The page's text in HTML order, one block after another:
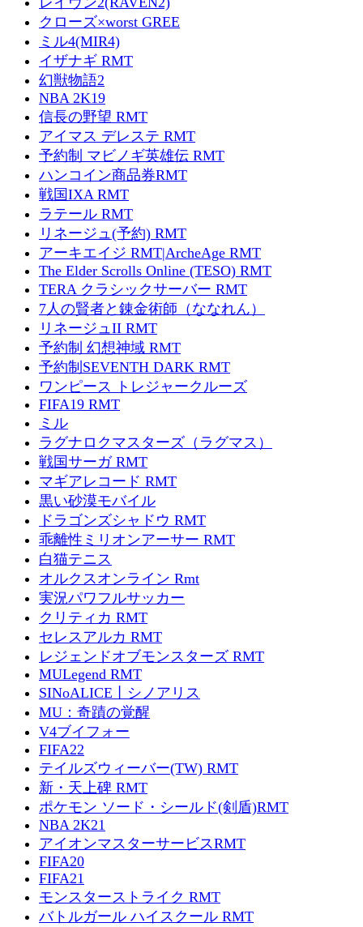
クローズ×worst GREE
ミル4(MIR4)
イザナギ RMT
幻獣物語2
NBA 2K19
信長の野望 RMT
アイマス デレステ RMT
予約制 マビノギ英雄伝 RMT
ハンコイン商品券RMT
戦国IXA RMT
ラテール RMT
リネージュ(予約) RMT
アーキエイジ RMT|ArcheAge RMT
The Elder Scrolls Online (TESO) RMT
TERA クラシックサーバー RMT
7人の賢者と錬金術師（ななれん）
リネージュII RMT
予約制 幻想神域 RMT
予約制SEVENTH DARK RMT
ワンピース トレジャークルーズ
FIFA19 RMT
ミル
ラグナロクマスターズ（ラグマス）
戦国サーガ RMT
マギアレコード RMT
黒い砂漠モバイル
ドラゴンズシャドウ RMT
乖離性ミリオンアーサー RMT
白猫テニス
オルクスオンライン Rmt
実況パワフルサッカー
クリティカ RMT
セレスアルカ RMT
レジェンドオブモンスターズ RMT
MULegend RMT
SINoALICE丨シノアリス
MU：奇蹟の覚醒
V4ブイフォー
FIFA22
テイルズウィーバー(TW) RMT
新・天上碑 RMT
ポケモン ソード・シールド(剣盾)RMT
NBA 2K21
アイオンマスターサービスRMT
FIFA20
FIFA21
モンスターストライク RMT
バトルガール ハイスクール RMT